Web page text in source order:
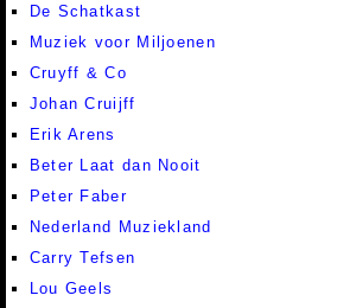
De Schatkast
Muziek voor Miljoenen
Cruyff & Co
Johan Cruijff
Erik Arens
Beter Laat dan Nooit
Peter Faber
Nederland Muziekland
Carry Tefsen
Lou Geels